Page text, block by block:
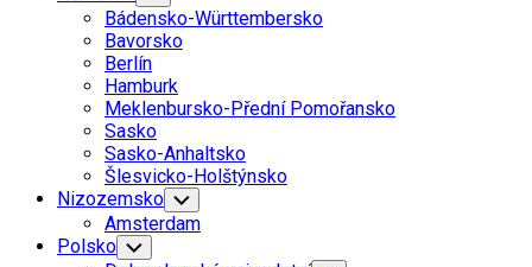
Child
Menu
Bádensko-Württembersko
Bavorsko
Berlín
Hamburk
Meklenbursko-Přední Pomořansko
Sasko
Sasko-Anhaltsko
Šlesvicko-Holštýnsko
Nizozemsko Toggle
Child
Menu
Amsterdam
Polsko Toggle